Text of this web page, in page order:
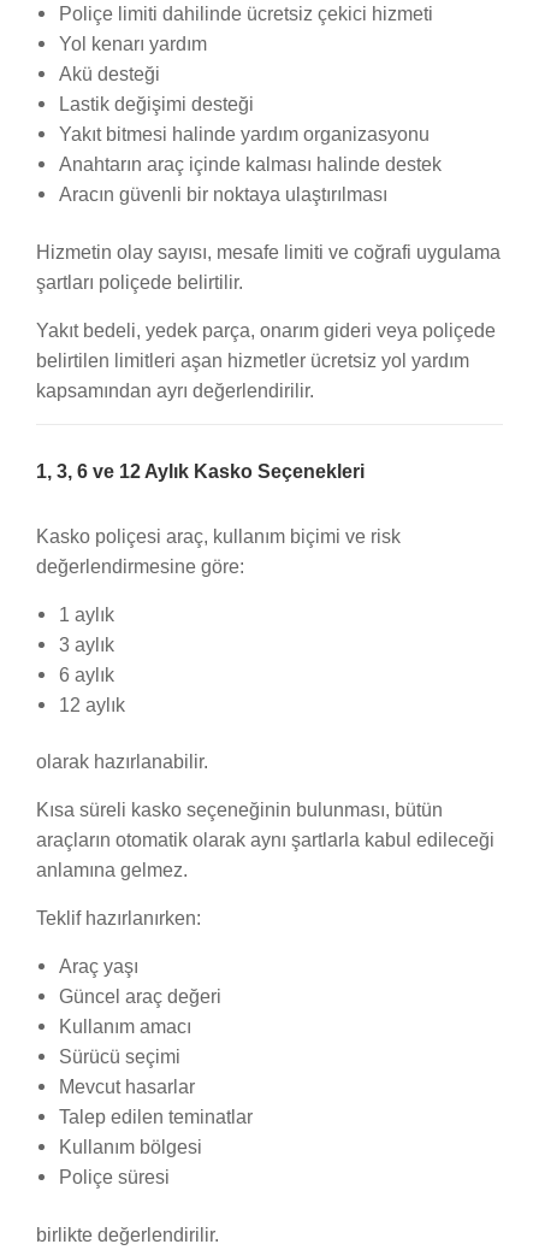
Poliçe limiti dahilinde ücretsiz çekici hizmeti
Yol kenarı yardım
Akü desteği
Lastik değişimi desteği
Yakıt bitmesi halinde yardım organizasyonu
Anahtarın araç içinde kalması halinde destek
Aracın güvenli bir noktaya ulaştırılması
Hizmetin olay sayısı, mesafe limiti ve coğrafi uygulama
şartları poliçede belirtilir.
Yakıt bedeli, yedek parça, onarım gideri veya poliçede
belirtilen limitleri aşan hizmetler ücretsiz yol yardım
kapsamından ayrı değerlendirilir.
1, 3, 6 ve 12 Aylık Kasko Seçenekleri
Kasko poliçesi araç, kullanım biçimi ve risk
değerlendirmesine göre:
1 aylık
3 aylık
6 aylık
12 aylık
olarak hazırlanabilir.
Kısa süreli kasko seçeneğinin bulunması, bütün
araçların otomatik olarak aynı şartlarla kabul edileceği
anlamına gelmez.
Teklif hazırlanırken:
Araç yaşı
Güncel araç değeri
Kullanım amacı
Sürücü seçimi
Mevcut hasarlar
Talep edilen teminatlar
Kullanım bölgesi
Poliçe süresi
birlikte değerlendirilir.